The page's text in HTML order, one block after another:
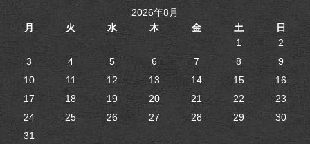
2026年8月
月
火 水 木 金 土
日
1
2
3
4 5 6 7 8
9
10
11 12 13 14 15
16
17
18 19 20 21 22
23
24
25 26 27 28 29
30
31